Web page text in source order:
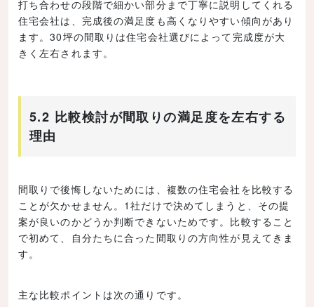
打ち合わせの段階で細かい部分まで丁寧に説明してくれる
住宅会社は、完成後の満足度も高くなりやすい傾向があり
ます。30坪の間取りは住宅会社選びによって完成度が大
きく左右されます。
5.2 比較検討が間取りの満足度を左右する
理由
間取りで後悔しないためには、複数の住宅会社を比較する
ことが欠かせません。1社だけで決めてしまうと、その提
案が良いのかどうか判断できないためです。比較すること
で初めて、自分たちに合った間取りの方向性が見えてきま
す。
主な比較ポイントは次の通りです。